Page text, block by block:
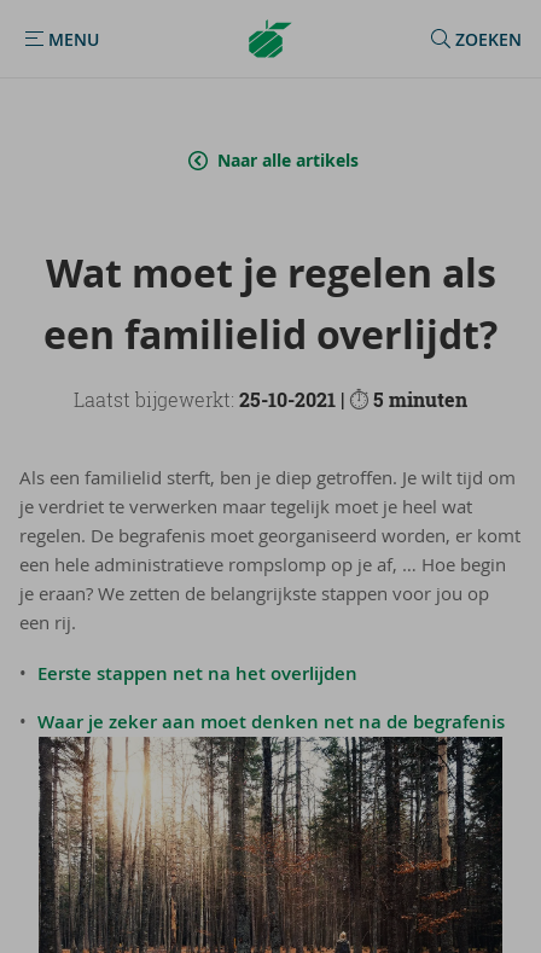
MENU
MENU
Argenta
Homepage
ZOEKEN
Naar alle artikels
Wat moet je re­ge­len als
een fa­mi­lie­lid over­lijdt?
Laatst bijgewerkt: 25-10-2021 | ⏱5 minuten
Als een familielid sterft, ben je diep getroffen. Je wilt tijd om
je verdriet te verwerken maar tegelijk moet je heel wat
regelen. De begrafenis moet georganiseerd worden, er komt
een hele administratieve rompslomp op je af, … Hoe begin
je eraan? We zetten de belangrijkste stappen voor jou op
een rij.
Eerste stappen net na het overlijden
Waar je zeker aan moet denken net na de begrafenis